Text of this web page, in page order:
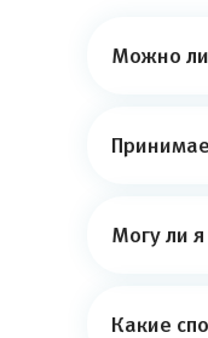
Можно ли
Могу ли я
Какие